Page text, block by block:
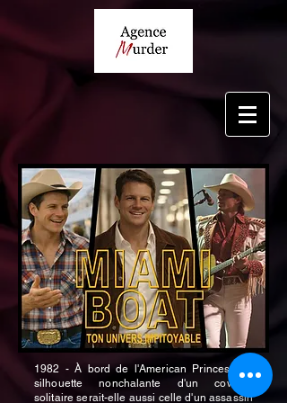
1982 - À bord de l'American Princess, la
silhouette nonchalante d'un cowboy
solitaire serait-elle aussi celle d'un assassin